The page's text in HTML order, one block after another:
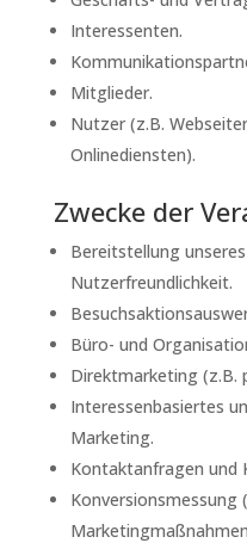
Interessenten.
Mitglieder.
Nutzer (z.B.
Onlinediensten).
Zwecke der
Bereitstellung
Nutzerfreundlichkeit.
Büro- und
Direktmarketing (z.B.
Interessenbasiertes
Marketing.
Kontaktanfragen und